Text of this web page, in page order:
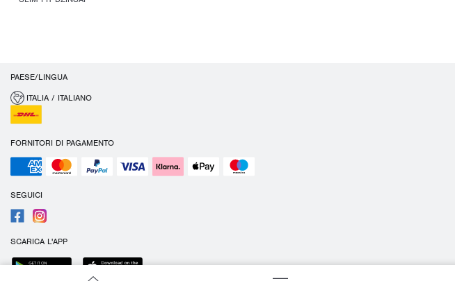
PAESE/LINGUA
ITALIA / ITALIANO
FORNITORI DI PAGAMENTO
SEGUICI
SCARICA L'APP